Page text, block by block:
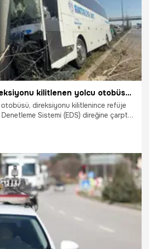
Antalya'da direksiyonu kilitlenen yolcu otobüsü refüje çıktı!
direksiyonu kilitlenince refüje
Sistemi (EDS) direğine çarptı.